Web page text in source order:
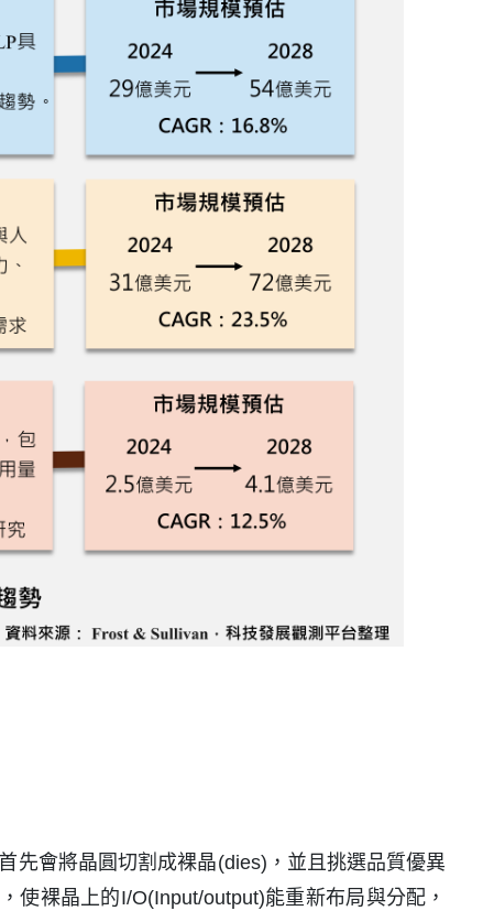
先會將晶圓切割成裸晶(dies)，並且挑選品質優異
使裸晶上的I/O(Input/output)能重新布局與分配，